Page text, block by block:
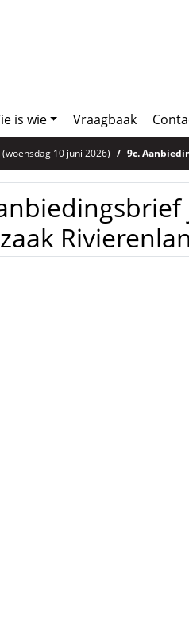
is wie Vraagbaak
10 juni 2026) 9c.